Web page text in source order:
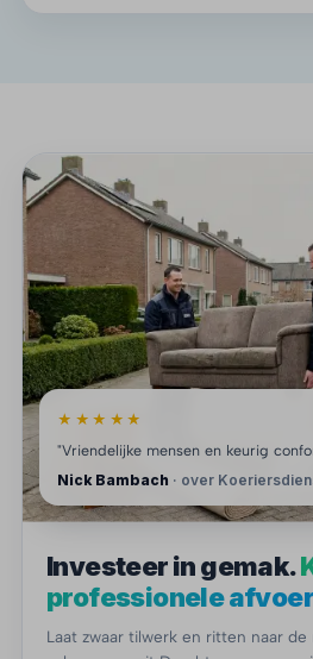
★★★★★
"Vriendelijke mensen en keurig
Nick Bambach · over
Investeer in gemak.
professionele afvoer
Laat zwaar tilwerk en ritten naar de